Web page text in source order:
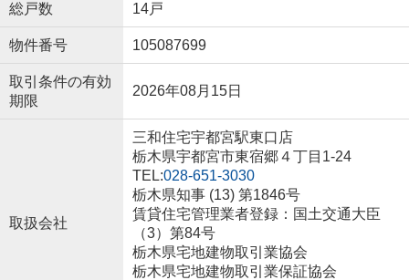
総戸数 14戸
物件番号 105087699
取引条件の有効
期限
2026年08月15日
取扱会社
三和住宅宇都宮駅東口店
栃木県宇都宮市東宿郷４丁目1-24
TEL:028-651-3030
栃木県知事 (13) 第1846号
賃貸住宅管理業者登録：国土交通大臣
（3）第84号
栃木県宅地建物取引業協会
栃木県宅地建物取引業保証協会